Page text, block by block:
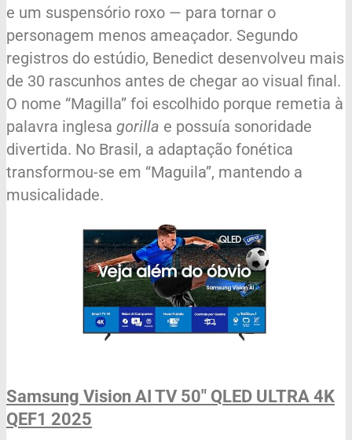
e um suspensório roxo — para tornar o
personagem menos ameaçador. Segundo
registros do estúdio, Benedict desenvolveu mais
de 30 rascunhos antes de chegar ao visual final.
O nome “Magilla” foi escolhido porque remetia à
palavra inglesa gorilla e possuía sonoridade
divertida. No Brasil, a adaptação fonética
transformou-se em “Maguila”, mantendo a
musicalidade.
Samsung Vision AI TV 50" QLED ULTRA 4K
QEF1 2025